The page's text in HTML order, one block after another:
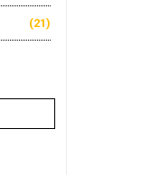
(21)